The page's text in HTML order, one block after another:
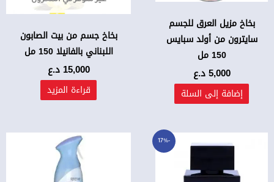
بخاخ مزيل العرق للجسم
سايترون من أولد سبايس
150 مل
5,000د.ع
إضافة إلى السلة
بخاخ جسم من بيت الصابون
اللبناني بالفانيلا 150 مل
15,000 د.ع
قراءة المزيد
-17% السعر
الأصلي
48,000 د.ع.
السعر
الحالي